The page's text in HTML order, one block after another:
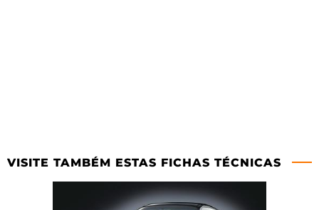
VISITE TAMBÉM ESTAS FICHAS TÉCNICAS